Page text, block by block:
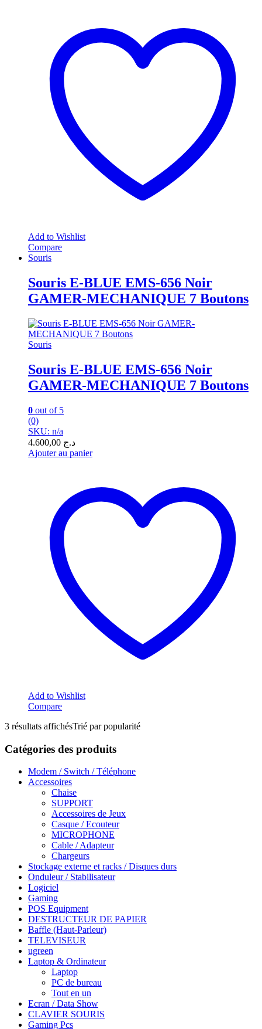
Add to Wishlist
Compare
Souris
Souris E-BLUE EMS-656 Noir
GAMER-MECHANIQUE 7 Boutons
Souris
Souris E-BLUE EMS-656 Noir
GAMER-MECHANIQUE 7 Boutons
0 out of 5
(0)
SKU: n/a
د.ج
Ajouter au panier
Add to Wishlist
Compare
3 résultats affichésTrié par popularité
Catégories des produits
Modem / Switch / Téléphone
Accessoires
Chaise
SUPPORT
Accessoires de Jeux
Casque / Ecouteur
MICROPHONE
Cable / Adapteur
Chargeurs
Stockage externe et racks / Disques durs
Onduleur / Stabilisateur
Logiciel
Gaming
POS Equipment
DESTRUCTEUR DE PAPIER
Baffle (Haut-Parleur)
TELEVISEUR
ugreen
Laptop & Ordinateur
Laptop
PC de bureau
Tout en un
Ecran / Data Show
CLAVIER SOURIS
Gaming Pcs